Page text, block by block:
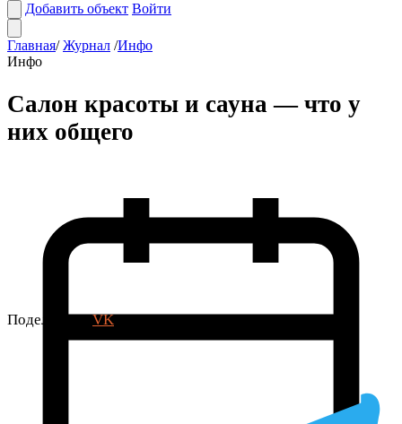
Добавить объект Войти
Главная/ Журнал /Инфо
Инфо
Салон красоты и сауна — что у
них общего
Поделиться: VK